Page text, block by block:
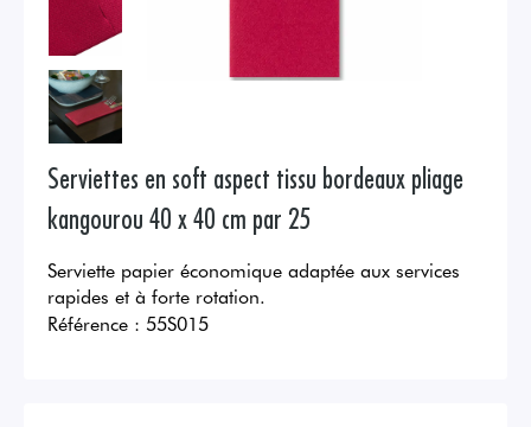
Serviettes en soft aspect tissu bordeaux pliage
kangourou 40 x 40 cm par 25
Serviette papier économique adaptée aux services
rapides et à forte rotation.
Référence : 55S015